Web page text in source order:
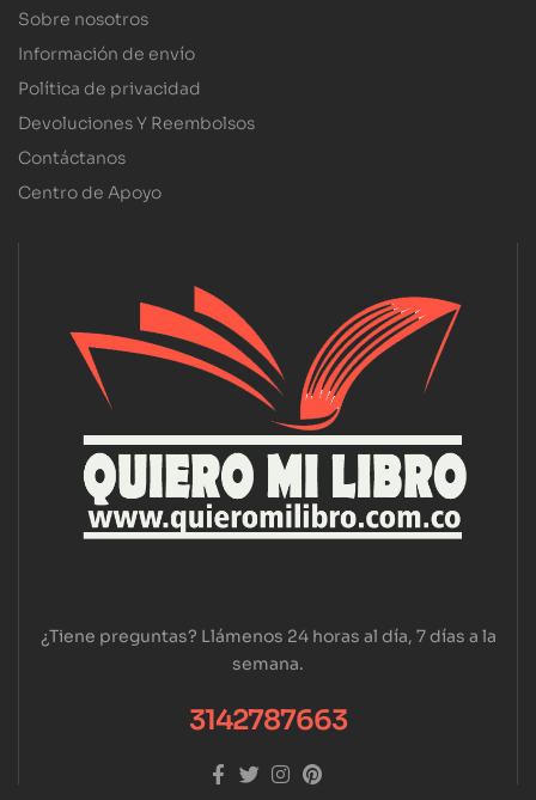
Sobre nosotros
Información de envío
Política de privacidad
Devoluciones Y Reembolsos
Contáctanos
Centro de Apoyo
¿Tiene preguntas? Llámenos 24 horas al día, 7 días a la
semana.
3142787663